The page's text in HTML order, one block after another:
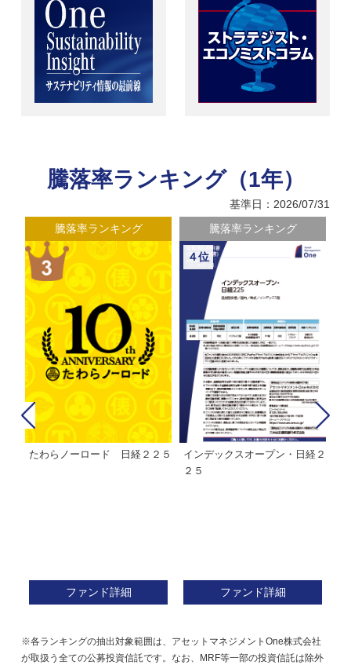
騰落率ランキング（1年）
基準日：2026/07/31
騰落率ランキング
たわらノーロード 日経２２５
ファンド詳細
騰落率ランキング
４位
インデックスオープン・日経２
２５
ファンド詳細
※各ランキングの抽出対象範囲は、アセットマネジメントOne株式会社
が取扱う全ての公募投資信託です。なお、MRF等一部の投資信託は除外